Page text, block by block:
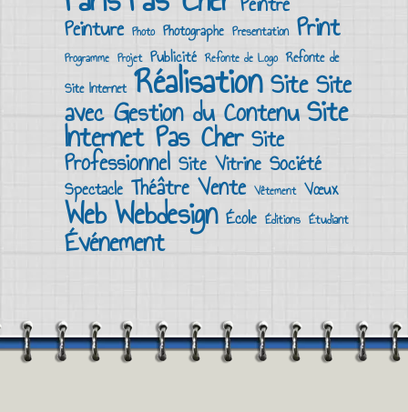
Peinture Photo Photographe Presentation Print
Programme Projet Publicité Refonte de Logo Refonte de
Site Internet Réalisation Site Site
avec Gestion du Contenu Site
Internet Pas Cher Site
Professionnel Site Vitrine Société
Spectacle Théâtre Vente Vêtement Vœux
WebWebdesign École Éditions Étudiant
Événement